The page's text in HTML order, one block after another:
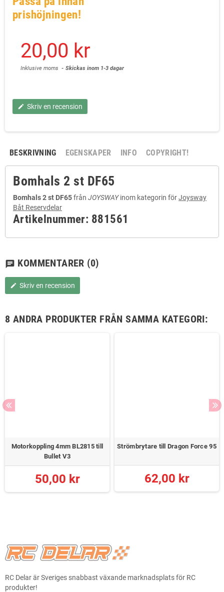
prishöjningen!
20,00 kr
Inklusive moms Skickas inom 1-3 dagar
edit Skriv en recension
BESKRIVNING EGENSKAPER INFO COPYRIGHT!
Bomhals 2 st DF65
Bomhals 2 st DF65från JOYSWAYinom kategorin förJoysway
Båt Reservdelar
Artikelnummer: 881561
chat KOMMENTARER (0)
edit Skriv en recension
8 ANDRA PRODUKTER FRÅN SAMMA KATEGORI:
Motorkoppling 4mm BL2815 till
Bullet V3
50,00 kr
Strömbrytare till Dragon Force 95
62,00 kr
RC Delar är Sveriges snabbast växande marknadsplats för RC
produkter!